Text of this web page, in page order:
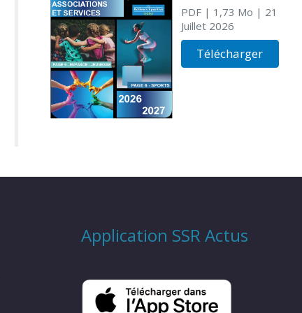
PDF| 1,73 Mo | 21
Juillet 2026
Télécharger
Application SSR Actus